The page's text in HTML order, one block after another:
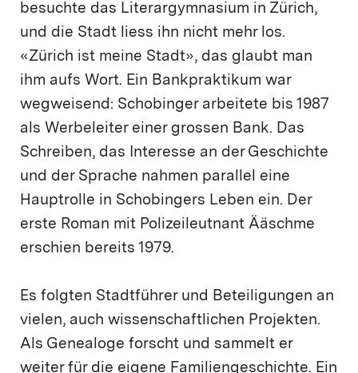
besuchte das Literargymnasium in Zürich,
und die Stadt liess ihn nicht mehr los.
«Zürich ist meine Stadt», das glaubt man
ihm aufs Wort. Ein Bankpraktikum war
wegweisend: Schobinger arbeitete bis 1987
als Werbeleiter einer grossen Bank. Das
Schreiben, das Interesse an der Geschichte
und der Sprache nahmen parallel eine
Hauptrolle in Schobingers Leben ein. Der
erste Roman mit Polizeileutnant Ääschme
erschien bereits 1979.
Es folgten Stadtführer und Beteiligungen an
vielen, auch wissenschaftlichen Projekten.
Als Genealoge forscht und sammelt er
weiter für die eigene Familiengeschichte. Ein